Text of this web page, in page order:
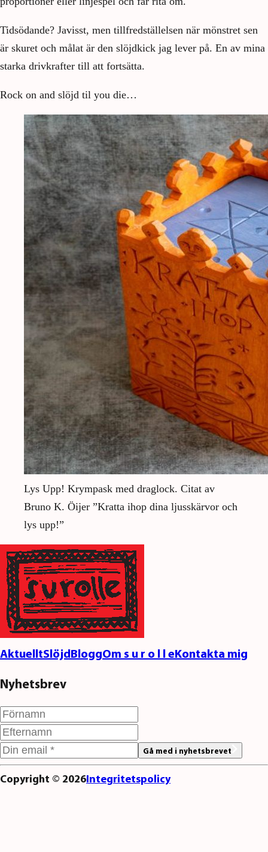
Tidsödande? Javisst, men tillfredställelsen när mönstret sen
är skuret och målat är den slöjdkick jag lever på. En av mina
starka drivkrafter till att fortsätta.
Rock on and slöjd til you die…
Lys Upp! Krympask med draglock. Citat av
Bruno K. Öijer ”Kratta ihop dina ljusskärvor och
lys upp!”
AktuelltSlöjdBloggOm s u r o l l eKontakta mig
Nyhetsbrev
Gå med i nyhetsbrevet
Copyright © 2026Integritetspolicy